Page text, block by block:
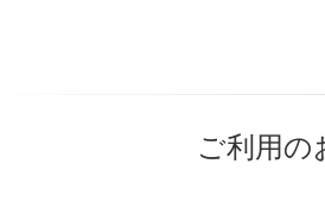
ご利用の